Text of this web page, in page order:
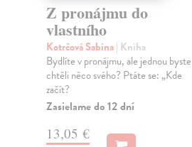
Z pronájmu do
vlastního
Kotrčová Sabina| Kniha
Bydlíte v pronájmu, ale jednou byste
chtěli něco svého? Ptáte se: „Kde
začít?
Zasielame do 12 dní
13,05 €